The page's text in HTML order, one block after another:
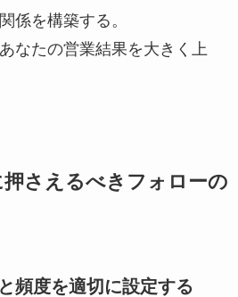
係を構築する。
なたの営業結果を大きく上
さえるべきフォローの
頻度を適切に設定する